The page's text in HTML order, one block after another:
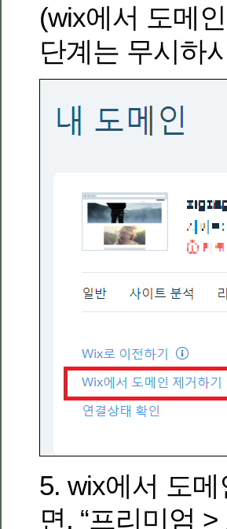
(wix에서 도메
단계는 무시하
5. wix에서 도
면, “프리미엄